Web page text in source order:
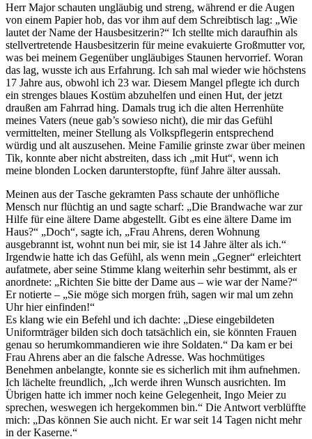
Herr Major schauten ungläubig und streng, während er die Augen
von einem Papier hob, das vor ihm auf dem Schreibtisch lag:
Wie
lautet der Name der Hausbesitzerin?
Ich stellte mich daraufhin als
stellvertretende Hausbesitzerin für meine evakuierte Großmutter vor,
was bei meinem Gegenüber ungläubiges Staunen hervorrief. Woran
das lag, wusste ich aus Erfahrung. Ich sah mal wieder wie höchstens
17 Jahre aus, obwohl ich 23 war. Diesem Mangel pflegte ich durch
ein strenges blaues Kostüm abzuhelfen und einen Hut, der jetzt
draußen am Fahrrad hing. Damals trug ich die alten Herrenhüte
meines Vaters (neue gab’s sowieso nicht), die mir das Gefühl
vermittelten, meiner Stellung als Volkspflegerin entsprechend
würdig und alt auszusehen. Meine Familie grinste zwar über meinen
Tik, konnte aber nicht abstreiten, dass ich
mit Hut , wenn ich
meine blonden Locken darunterstopfte, fünf Jahre älter aussah.
Meinen aus der Tasche gekramten Pass schaute der unhöfliche
Mensch nur flüchtig an und sagte scharf:
Die Brandwache war zur
Hilfe für eine ältere Dame abgestellt. Gibt es eine ältere Dame im
Haus?
Doch , sagte ich,
Frau Ahrens, deren Wohnung
ausgebrannt ist, wohnt nun bei mir, sie ist 14 Jahre älter als ich.
Irgendwie hatte ich das Gefühl, als wenn mein
Gegner
erleichtert
aufatmete, aber seine Stimme klang weiterhin sehr bestimmt, als er
anordnete:
Richten Sie bitte der Dame aus – wie war der Name?
Er notierte –
Sie möge sich morgen früh, sagen wir mal um zehn
Uhr hier einfinden!
Es klang wie ein Befehl und ich dachte:
Diese eingebildeten
Uniformträger bilden sich doch tatsächlich ein, sie könnten Frauen
genau so herumkommandieren wie ihre Soldaten.
Da kam er bei
Frau Ahrens aber an die falsche Adresse. Was hochmütiges
Benehmen anbelangte, konnte sie es sicherlich mit ihm aufnehmen.
Ich lächelte freundlich,
Ich werde ihren Wunsch ausrichten. Im
Übrigen hatte ich immer noch keine Gelegenheit, Ingo Meier zu
sprechen, weswegen ich hergekommen bin.
Die Antwort verblüffte
mich:
Das können Sie auch nicht. Er war seit 14 Tagen nicht mehr
in der Kaserne.